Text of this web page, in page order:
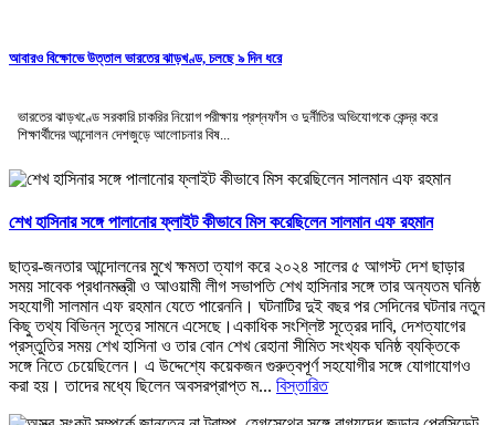
আবারও বিক্ষোভে উত্তাল ভারতের ঝাড়খণ্ড, চলছে ৯ দিন ধরে
ভারতের ঝাড়খণ্ডে সরকারি চাকরির নিয়োগ পরীক্ষায় প্রশ্নফাঁস ও দুর্নীতির অভিযোগকে কেন্দ্র করে
শিক্ষার্থীদের আন্দোলন দেশজুড়ে আলোচনার বিষ...
শেখ হাসিনার সঙ্গে পালানোর ফ্লাইট কীভাবে মিস করেছিলেন সালমান এফ রহমান
ছাত্র-জনতার আন্দোলনের মুখে ক্ষমতা ত্যাগ করে ২০২৪ সালের ৫ আগস্ট দেশ ছাড়ার
সময় সাবেক প্রধানমন্ত্রী ও আওয়ামী লীগ সভাপতি শেখ হাসিনার সঙ্গে তার অন্যতম ঘনিষ্ঠ
সহযোগী সালমান এফ রহমান যেতে পারেননি। ঘটনাটির দুই বছর পর সেদিনের ঘটনার নতুন
কিছু তথ্য বিভিন্ন সূত্রে সামনে এসেছে।একাধিক সংশ্লিষ্ট সূত্রের দাবি, দেশত্যাগের
প্রস্তুতির সময় শেখ হাসিনা ও তার বোন শেখ রেহানা সীমিত সংখ্যক ঘনিষ্ঠ ব্যক্তিকে
সঙ্গে নিতে চেয়েছিলেন। এ উদ্দেশ্যে কয়েকজন গুরুত্বপূর্ণ সহযোগীর সঙ্গে যোগাযোগও
করা হয়। তাদের মধ্যে ছিলেন অবসরপ্রাপ্ত ম... বিস্তারিত